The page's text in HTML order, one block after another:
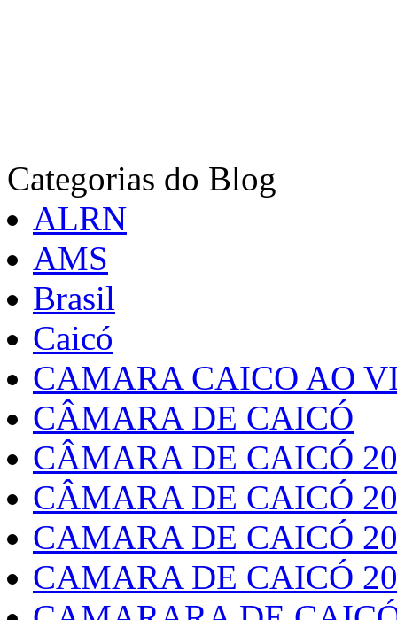
Categorias do Blog
ALRN
AMS
Brasil
Caicó
CAMARA CAICO AO
CÂMARA DE CAICÓ
CÂMARA DE CAICÓ
CÂMARA DE CAICÓ
CAMARA DE CAICÓ
CAMARA DE CAICÓ